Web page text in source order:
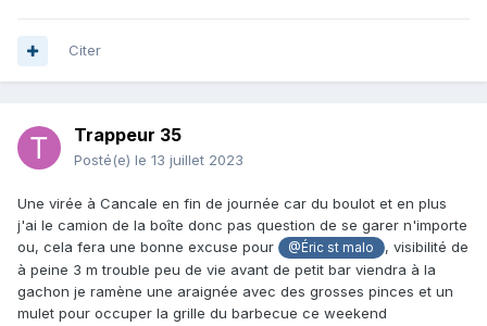
Citer
Trappeur 35
Posté(e) le 13 juillet 2023
Une virée à Cancale en fin de journée car du boulot et en plus
j'ai le camion de la boîte donc pas question de se garer n'importe
ou, cela fera une bonne excuse pour
@Éric st malo
, visibilité de
à peine 3 m trouble peu de vie avant de petit bar viendra à la
gachon je ramène une araignée avec des grosses pinces et un
mulet pour occuper la grille du barbecue ce weekend